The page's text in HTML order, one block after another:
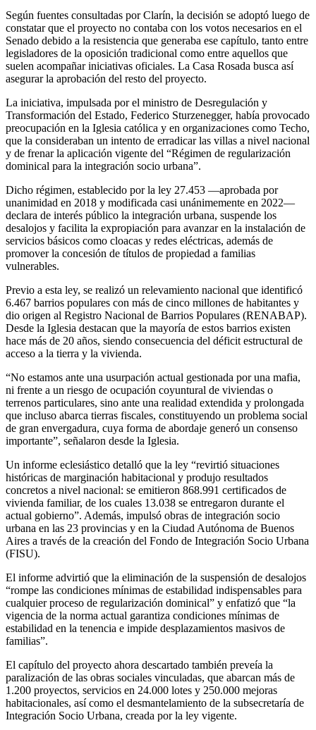
Según fuentes consultadas por Clarín, la decisión se adoptó luego de
constatar que el proyecto no contaba con los votos necesarios en el
Senado debido a la resistencia que generaba ese capítulo, tanto entre
legisladores de la oposición tradicional como entre aquellos que
suelen acompañar iniciativas oficiales. La Casa Rosada busca así
asegurar la aprobación del resto del proyecto.
La iniciativa, impulsada por el ministro de Desregulación y
Transformación del Estado, Federico Sturzenegger, había provocado
preocupación en la Iglesia católica y en organizaciones como Techo,
que la consideraban un intento de erradicar las villas a nivel nacional
y de frenar la aplicación vigente del “Régimen de regularización
dominical para la integración socio urbana”.
Dicho régimen, establecido por la ley 27.453 —aprobada por
unanimidad en 2018 y modificada casi unánimemente en 2022—
declara de interés público la integración urbana, suspende los
desalojos y facilita la expropiación para avanzar en la instalación de
servicios básicos como cloacas y redes eléctricas, además de
promover la concesión de títulos de propiedad a familias
vulnerables.
Previo a esta ley, se realizó un relevamiento nacional que identificó
6.467 barrios populares con más de cinco millones de habitantes y
dio origen al Registro Nacional de Barrios Populares (RENABAP).
Desde la Iglesia destacan que la mayoría de estos barrios existen
hace más de 20 años, siendo consecuencia del déficit estructural de
acceso a la tierra y la vivienda.
“No estamos ante una usurpación actual gestionada por una mafia,
ni frente a un riesgo de ocupación coyuntural de viviendas o
terrenos particulares, sino ante una realidad extendida y prolongada
que incluso abarca tierras fiscales, constituyendo un problema social
de gran envergadura, cuya forma de abordaje generó un consenso
importante”, señalaron desde la Iglesia.
Un informe eclesiástico detalló que la ley “revirtió situaciones
históricas de marginación habitacional y produjo resultados
concretos a nivel nacional: se emitieron 868.991 certificados de
vivienda familiar, de los cuales 13.038 se entregaron durante el
actual gobierno”. Además, impulsó obras de integración socio
urbana en las 23 provincias y en la Ciudad Autónoma de Buenos
Aires a través de la creación del Fondo de Integración Socio Urbana
(FISU).
El informe advirtió que la eliminación de la suspensión de desalojos
“rompe las condiciones mínimas de estabilidad indispensables para
cualquier proceso de regularización dominical” y enfatizó que “la
vigencia de la norma actual garantiza condiciones mínimas de
estabilidad en la tenencia e impide desplazamientos masivos de
familias”.
El capítulo del proyecto ahora descartado también preveía la
paralización de las obras sociales vinculadas, que abarcan más de
1.200 proyectos, servicios en 24.000 lotes y 250.000 mejoras
habitacionales, así como el desmantelamiento de la subsecretaría de
Integración Socio Urbana, creada por la ley vigente.